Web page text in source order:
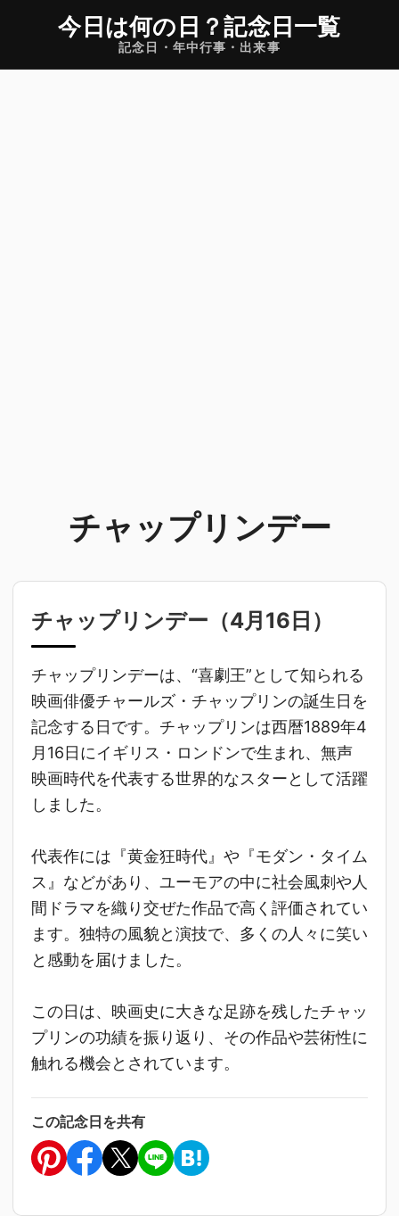
今日は何の日 ？記念日一覧
記念日・年中行事・出来事
チャップリンデー
チャップリンデー（4月16日 ）
チャップリンデーは、“喜劇王”として知られる
映画俳優チャールズ・チャップリンの誕生日を
記念する日です。チャップリンは西暦1889年4
月16日にイギリス・ロンドンで生まれ、無声
映画時代を代表する世界的なスターとして活躍
しました。
代表作には『黄金狂時代』や『モダン・タイム
ス』などがあり、ユーモアの中に社会風刺や人
間ドラマを織り交ぜた作品で高く評価されてい
ます。独特の風貌と演技で、多くの人々に笑い
と感動を届けました。
この日は、映画史に大きな足跡を残したチャッ
プリンの功績を振り返り、その作品や芸術性に
触れる機会とされています。
この記念日を共有